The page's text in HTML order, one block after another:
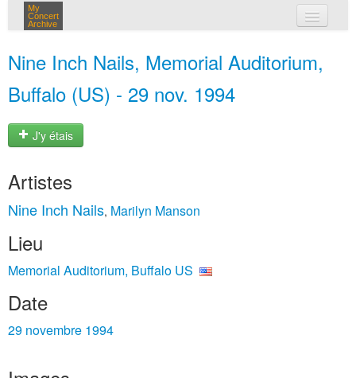
My
Concert
Archive
Nine Inch Nails, Memorial Auditorium,
Buffalo (US) - 29 nov. 1994
J'y étais
Artistes
Nine Inch Nails, Marilyn Manson
Lieu
Memorial Auditorium, Buffalo US
Date
29 novembre 1994